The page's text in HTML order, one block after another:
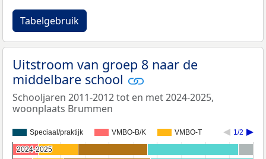
Tabelgebruik
Uitstroom van groep 8 naar de
middelbare school
Schooljaren 2011-2012 tot en met 2024-2025,
woonplaats Brummen
Speciaal/praktijk VMBO-B/K VMBO-T 1/2
2024-2025
2024-2025